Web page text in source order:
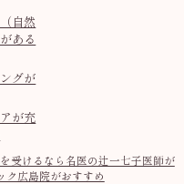
自然
ある
グが
が充
受けるなら名医の辻一七子医師が
ク広島院がおすすめ